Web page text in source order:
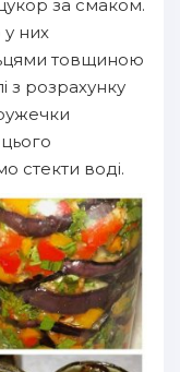
за смаком.
них
товщиною
з розрахунку
стекти воді.